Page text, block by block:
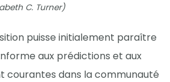
C. Turner)
puisse initialement paraître
aux prédictions et aux
courantes dans la communauté